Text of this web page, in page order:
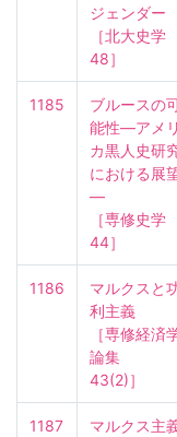
ジェンダー
［北大史学
48］
1185
ブルースの
能性―アメリ
カ黒人史研
における展
―
［専修史学
44］
1186
マルクスと
利主義
［専修経済
論集
43(2)］
1187
マルクス主